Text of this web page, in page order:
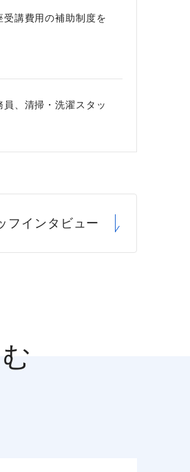
講費用の補助制度を
、清掃・洗濯スタッ
フ インタビュー